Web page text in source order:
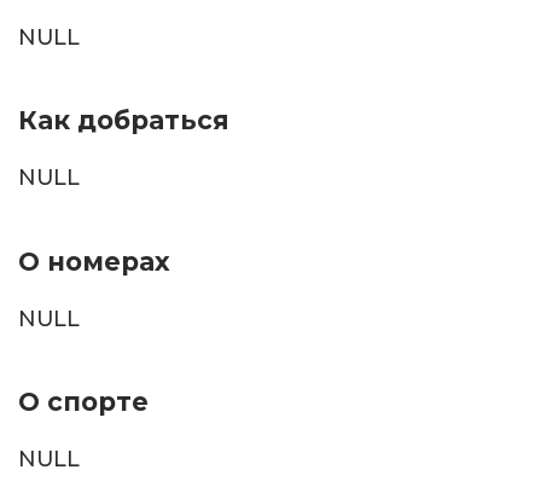
NULL
Как добраться
NULL
О номерах
NULL
О спорте
NULL